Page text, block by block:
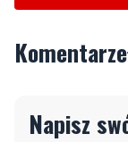
Komentarze
Napisz